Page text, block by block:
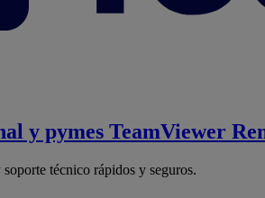
y pymes TeamViewer
técnico rápidos y seguros.